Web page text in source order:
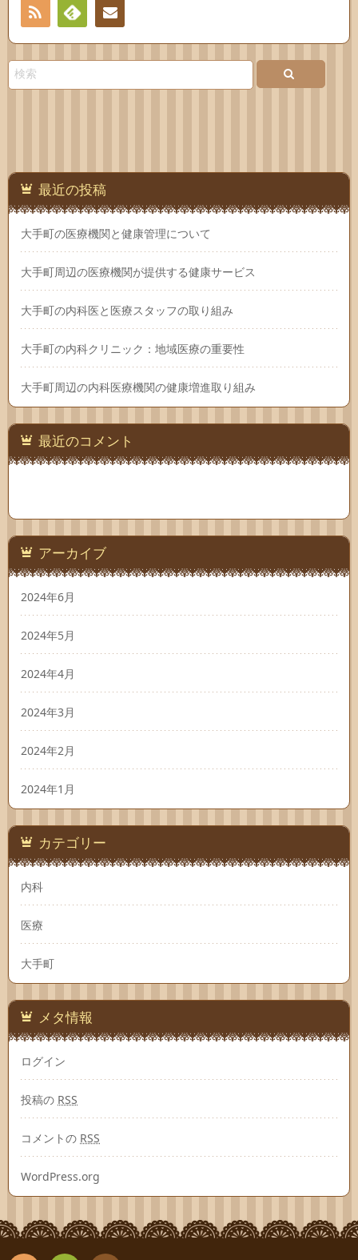
RSS
Feedlyお問
最近の投稿
大手町の医療機関と健康管理について
大手町周辺の医療機関が提供する健康サービス
大手町の内科医と医療スタッフの取り組み
大手町の内科クリニック：地域医療の重要性
大手町周辺の内科医療機関の健康増進取り組み
最近のコメント
アーカイブ
2024年6月
2024年5月
2024年4月
2024年3月
2024年2月
2024年1月
カテゴリー
内科
医療
大手町
メタ情報
ログイン
投稿の RSS
コメントの RSS
WordPress.org